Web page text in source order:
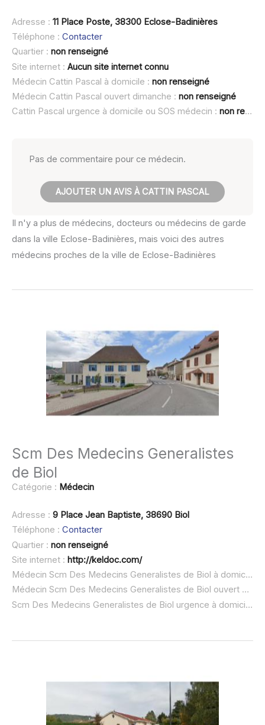
Adresse : 11 Place Poste, 38300 Eclose-Badinières
Téléphone : Contacter
Quartier : non renseigné
Site internet : Aucun site internet connu
Médecin Cattin Pascal à domicile : non renseigné
Médecin Cattin Pascal ouvert dimanche : non renseigné
Cattin Pascal urgence à domicile ou SOS médecin : non renseigné
Pas de commentaire pour ce médecin.
AJOUTER UN AVIS À CATTIN PASCAL
Il n'y a plus de médecins, docteurs ou médecins de garde
dans la ville Eclose-Badinières, mais voici des autres
médecins proches de la ville de Eclose-Badinières
Scm Des Medecins Generalistes
de Biol
Catégorie : Médecin
Adresse : 9 Place Jean Baptiste, 38690 Biol
Téléphone : Contacter
Quartier : non renseigné
Site internet : http://keldoc.com/
Médecin Scm Des Medecins Generalistes de Biol à domicile :
Médecin Scm Des Medecins Generalistes de Biol ouvert dimanche :
Scm Des Medecins Generalistes de Biol urgence à domicile ou SOS médecin :